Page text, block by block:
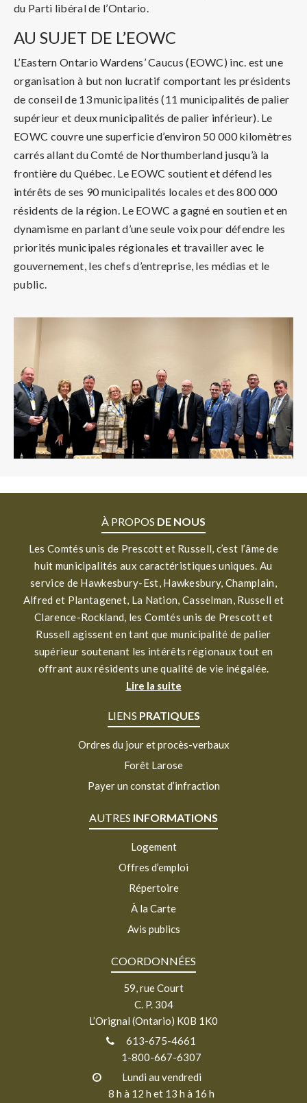
du Parti libéral de l’Ontario.
AU SUJET DE L’EOWC
L’Eastern Ontario Wardens’ Caucus (EOWC) inc. est une
organisation à but non lucratif comportant les présidents
de conseil de 13 municipalités (11 municipalités de palier
supérieur et deux municipalités de palier inférieur). Le
EOWC couvre une superficie d’environ 50 000 kilomètres
carrés allant du Comté de Northumberland jusqu’à la
frontière du Québec. Le EOWC soutient et défend les
intérêts de ses 90 municipalités locales et des 800 000
résidents de la région. Le EOWC a gagné en soutien et en
dynamisme en parlant d’une seule voix pour défendre les
priorités municipales régionales et travailler avec le
gouvernement, les chefs d’entreprise, les médias et le
public.
À PROPOS DE NOUS
Les Comtés unis de Prescott et Russell, c’est l’âme de
huit municipalités aux caractéristiques uniques. Au
service de Hawkesbury-Est, Hawkesbury, Champlain,
Alfred et Plantagenet, La Nation, Casselman, Russell et
Clarence-Rockland, les Comtés unis de Prescott et
Russell agissent en tant que municipalité de palier
supérieur soutenant les intérêts régionaux tout en
offrant aux résidents une qualité de vie inégalée.
Lire la suite
LIENS PRATIQUES
Ordres du jour et procès-verbaux
Forêt Larose
Payer un constat d’infraction
AUTRES INFORMATIONS
Logement
Offres d’emploi
Répertoire
À la Carte
Avis publics
COORDONNÉES
59, rue Court
C. P. 304
L’Orignal (Ontario) K0B 1K0
613-675-4661
1-800-667-6307
Lundi au vendredi
8 h à 12 h et 13 h à 16 h